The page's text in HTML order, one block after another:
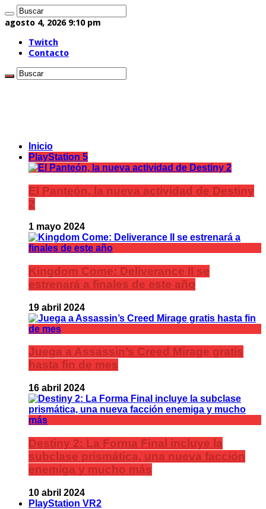
agosto 4, 2026 9:10 pm
Twitch
Contacto
Inicio
PlayStation 5
El Panteón, la nueva actividad de Destiny
2
1 mayo 2024
Kingdom Come: Deliverance II se
estrenará a finales de este año
19 abril 2024
Juega a Assassin’s Creed Mirage gratis
hasta fin de mes
16 abril 2024
Destiny 2: La Forma Final incluye la
subclase prismática, una nueva facción
enemiga y mucho más
10 abril 2024
PlayStation VR2